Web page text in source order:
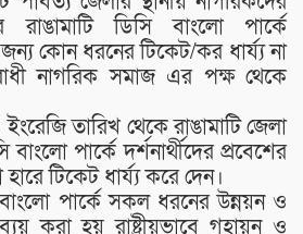
ডিসি বাংলো পার্কে
জন্য কোন ধরনের টিকেট/কর ধার্য্য না
নাগরিক সমাজ এর পক্ষ থেকে
তারিখ থেকে রাঙামাটি জেলা
বাংলো পার্কে দর্শনার্থীদের প্রবেশের
টিকেট ধার্য্য করে দেন।
পার্কে সকল ধরনের উন্নয়ন ও
করা হয় রাষ্ট্রীয়ভাবে গৃহায়ন ও